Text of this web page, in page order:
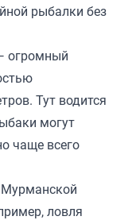
рыбалки без
огромный
Тут водится
могут
чаще всего
Мурманской
ловля